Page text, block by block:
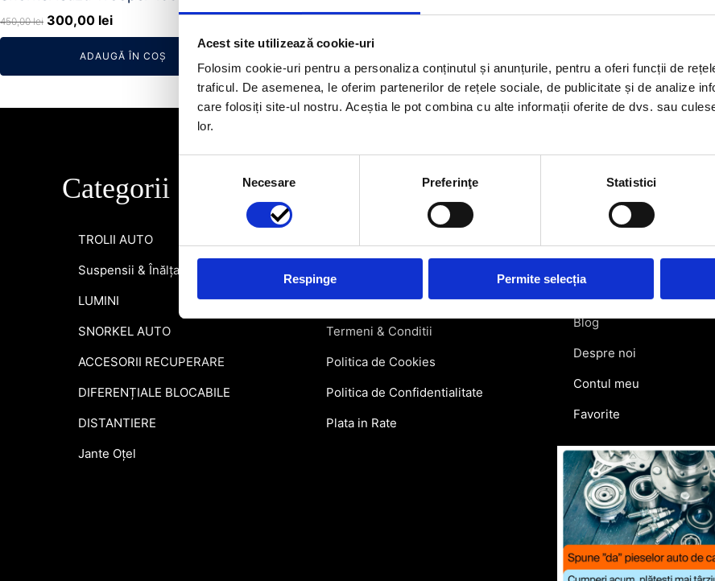
Acest site utilizează cookie-uri
Folosim cookie-uri pentru a personaliza conținutul și anunțurile, pentru a oferi funcții de
traficul. De asemenea, le oferim partenerilor de rețele sociale, de publicitate și de analize
care folosiți site-ul nostru. Aceștia le pot combina cu alte informații oferite de dvs. sau
lor.
consimțământului
Necesare Preferinţe Statistici
Respinge Permite selecția
450,00lei Prețul
inițial
fost:
300,00 leiPrețul
curent
este:
300,00 lei.
ADAUGĂ ÎN COȘ
Categorii
TROLII AUTO
Suspensii & Înălțare
LUMINI
SNORKEL AUTO
ACCESORII RECUPERARE
DIFERENȚIALE BLOCABILE
DISTANTIERE
Jante Oțel
Informatii utile
Formular Retur
Termeni & Conditii
Politica de Cookies
Politica de Confidentialitate
Plata in Rate
Link-uri
Contact
Blog
Despre noi
Contul meu
Favorite